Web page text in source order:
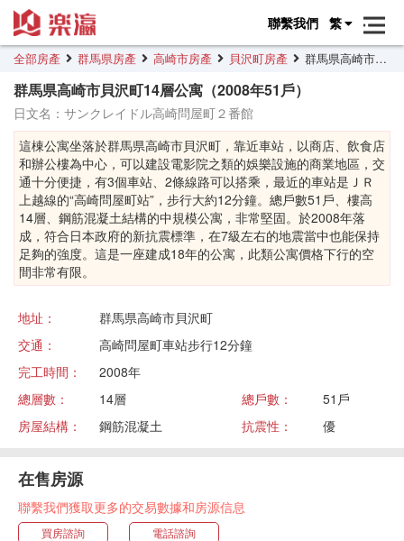
聯繫我們 繁
全部房產 群馬県房產 高崎市房產 貝沢町房產 群馬県高崎市貝沢町14層公寓
群馬県高崎市貝沢町14層公寓（2008年51戶）
日文名：サンクレイドル高崎問屋町２番館
這棟公寓坐落於群馬県高崎市貝沢町，靠近車站，以商店、飲食店
和辦公樓為中心，可以建設電影院之類的娛樂設施的商業地區，交
通十分便捷，有3個車站、2條線路可以搭乘，最近的車站是ＪＲ
上越線的“高崎問屋町站”，步行大約12分鐘。總戶數51戶、樓高
14層、鋼筋混凝土結構的中規模公寓，非常堅固。於2008年落
成，符合日本政府的新抗震標準，在7級左右的地震當中也能保持
足夠的強度。這是一座建成18年的公寓，此類公寓價格下行的空
間非常有限。
地址：
群馬県高崎市貝沢町
交通：
高崎問屋町車站步行12分鐘
完工時間：
2008年
總層數：
14層 總戶數：
51戶
房屋結構：
鋼筋混凝土 抗震性： 優
在售房源
聯繫我們獲取更多的交易數據和房源信息
買房諮詢 電話諮詢